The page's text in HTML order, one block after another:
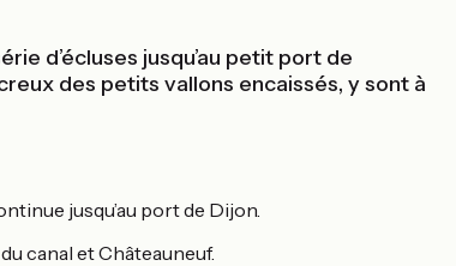
d’écluses jusqu’au petit port de
des petits vallons encaissés, y sont à
jusqu’au port de Dijon.
canal et Châteauneuf.